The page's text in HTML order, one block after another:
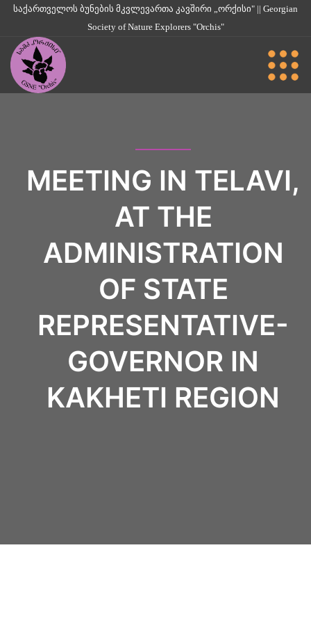
საქართველოს ბუნების მკვლევართა კავშირი „ორქისი" || Georgian
Society of Nature Explorers "Orchis"
MEETING IN TELAVI,
AT THE
ADMINISTRATION
OF STATE
REPRESENTATIVE-
GOVERNOR IN
KAKHETI REGION